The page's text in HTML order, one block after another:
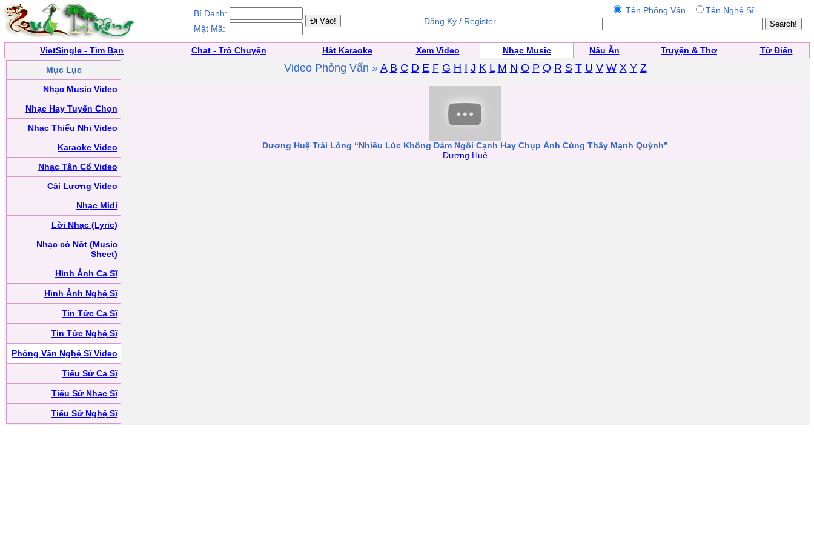
Bí Danh:
Mật Mã:
Đăng Ký / Register
Tên Phỏng Vấn Tên Nghệ Sĩ
VietSingle - Tìm Bạn Chat - Trò Chuyện Hát Karaoke Xem Video Nhạc Music Nấu Ăn Truyện & Thơ
Từ Điển
Mục Lục
Nhạc Music Video
Nhạc Hay Tuyển Chọn
Nhạc Thiếu Nhi Video
Karaoke Video
Nhạc Tân Cổ Video
Cải Lương Video
Nhạc Midi
Lời Nhạc (Lyric)
Nhạc có Nốt (Music
Sheet)
Hình Ảnh Ca Sĩ
Hình Ảnh Nghệ Sĩ
Tin Tức Ca Sĩ
Tin Tức Nghệ Sĩ
Phỏng Vấn Nghệ Sĩ Video
Tiểu Sử Ca Sĩ
Tiểu Sử Nhạc Sĩ
Tiểu Sử Nghệ Sĩ
Video Phỏng Vấn » A B C D E F G H I J K L M N O P Q R S T U V W X Y Z
Dương Huệ Trải Lòng “Nhiều Lúc Không Dám Ngồi Cạnh Hay Chụp Ảnh Cùng Thầy Mạnh Quỳnh”
Dương Huệ